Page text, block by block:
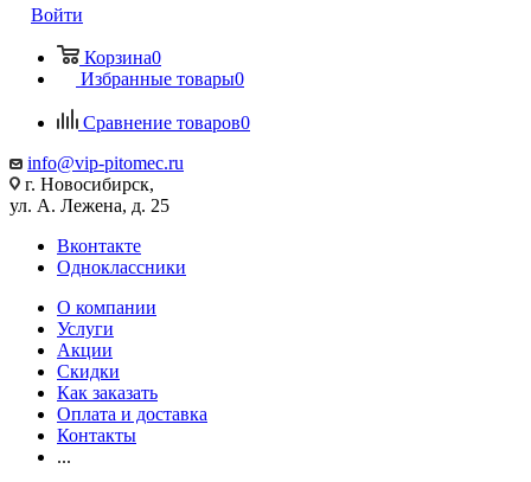
Войти
Корзина0
Избранные товары0
Сравнение товаров0
info@vip-pitomec.ru
г. Новосибирск,
ул. А. Лежена, д. 25
Вконтакте
Одноклассники
О компании
Услуги
Акции
Скидки
Как заказать
Оплата и доставка
Контакты
...